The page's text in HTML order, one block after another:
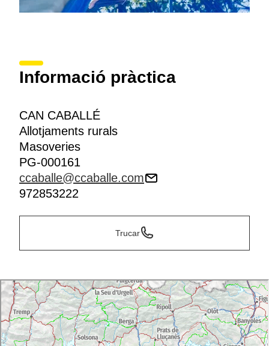
Informació pràctica
CAN CABALLÉ
Allotjaments rurals
Masoveries
PG-000161
ccaballe@ccaballe.com
972853222
Trucar